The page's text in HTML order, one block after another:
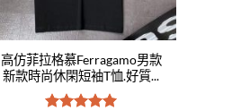
高仿菲拉格慕Ferragamo男款
新款時尚休閑短袖T恤.好質...